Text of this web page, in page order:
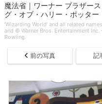
魔法省｜ワーナー ブラザー
グ・オブ・ハリー・ポッター
‘Wizarding World’ and all related
and © Warner Bros. Entertainment
Rowling.
前の写真 記